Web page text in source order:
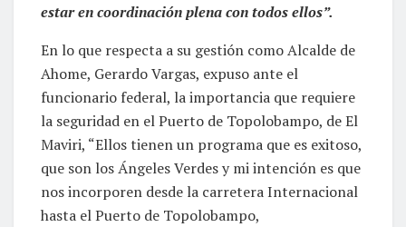
estar en coordinación plena con todos ellos”.
En lo que respecta a su gestión como Alcalde de
Ahome, Gerardo Vargas, expuso ante el
funcionario federal, la importancia que requiere
la seguridad en el Puerto de Topolobampo, de El
Maviri, “Ellos tienen un programa que es exitoso,
que son los Ángeles Verdes y mi intención es que
nos incorporen desde la carretera Internacional
hasta el Puerto de Topolobampo,